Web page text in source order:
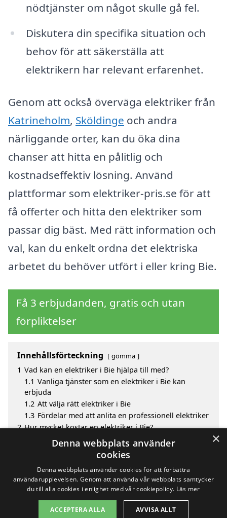
nödtjänster om något skulle gå fel.
Diskutera din specifika situation och
behov för att säkerställa att
elektrikern har relevant erfarenhet.
Genom att också överväga elektriker från
Katrineholm, Sköldinge och andra
närliggande orter, kan du öka dina
chanser att hitta en pålitlig och
kostnadseffektiv lösning. Använd
plattformar som elektriker-pris.se för att
få offerter och hitta den elektriker som
passar dig bäst. Med rätt information och
val, kan du enkelt ordna det elektriska
arbetet du behöver utfört i eller kring Bie.
Få 3 erbjudanden, gratis och utan
förpliktelser
Innehållsförteckning gömma
1 Vad kan en elektriker i Bie hjälpa till med?
1.1 Vanliga tjänster som en elektriker i Bie kan
erbjuda
1.2 Att välja rätt elektriker i Bie
1.3 Fördelar med att anlita en professionell elektriker
2 Hur mycket kostar en elektriker i Bie?
Fördelar med att välja elektriker i Bie
Sök efter en skicklig elektriker i de omgivande
Copyright 2026 - Pilanto Aps
×
Denna webbplats använder
cookies
Denna webbplats använder cookies för att förbättra
användarupplevelsen. Genom att använda vår webbplats samtycker
du till alla cookies i enlighet med vår cookiepolicy. Läs mer
ACCEPTERA ALLA AVVISA ALLT